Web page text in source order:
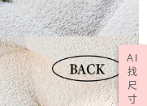
AI
找
尺
寸